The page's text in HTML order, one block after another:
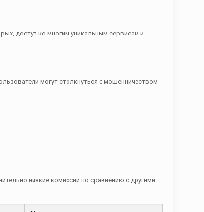
доступ ко многим уникальным сервисам и
могут столкнуться с мошенничеством
низкие комиссии по сравнению с другими